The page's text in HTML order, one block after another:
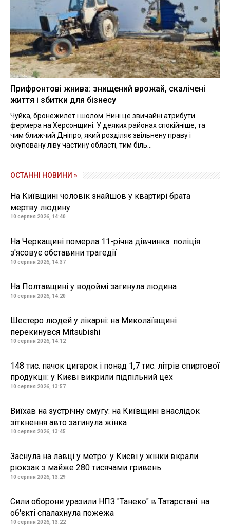
Прифронтові жнива: знищений врожай, скалічені
життя і збитки для бізнесу
Чуйка, бронежилет і шолом. Нині це звичайні атрибути
фермера на Херсонщині. У деяких районах спокійніше, та
чим ближчий Дніпро, який розділяє звільнену праву і
окуповану ліву частину області, тим біль...
ОСТАННІ НОВИНИ »
На Київщині чоловік знайшов у квартирі брата
мертву людину
10 серпня 2026, 14:40
На Черкащині померла 11-річна дівчинка: поліція
з'ясовує обставини трагедії
10 серпня 2026, 14:37
На Полтавщині у водоймі загинула людина
10 серпня 2026, 14:20
Шестеро людей у лікарні: на Миколаївщині
перекинувся Mitsubishi
10 серпня 2026, 14:12
148 тис. пачок цигарок і понад 1,7 тис. літрів спиртової
продукції: у Києві викрили підпільний цех
10 серпня 2026, 13:57
Виїхав на зустрічну смугу: на Київщині внаслідок
зіткнення авто загинула жінка
10 серпня 2026, 13:45
Заснула на лавці у метро: у Києві у жінки вкрали
рюкзак з майже 280 тисячами гривень
10 серпня 2026, 13:29
Сили оборони уразили НПЗ "Танеко" в Татарстані: на
об'єкті спалахнула пожежа
10 серпня 2026, 13:22